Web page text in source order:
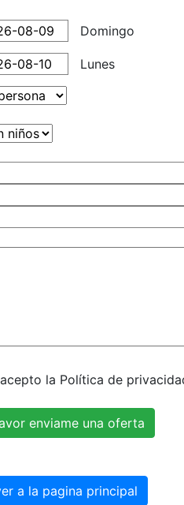
Domingo
Lunes
la Política de
a la pagina principal